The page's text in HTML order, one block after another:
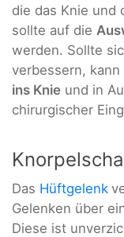
die das Knie und
sollte auf die
werden. Sollte
verbessern,
ins Knie und in
chirurgischer
Das Hüftgelenk
Gelenken über
Diese ist